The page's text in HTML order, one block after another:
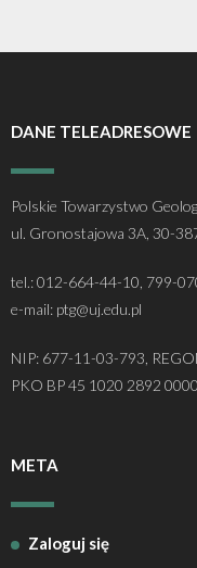
DANE TELEADRESOWE
Polskie Towarzystwo
ul. Gronostajowa 3A, 30-
tel.: 012-664-44-10, 799-
e-mail: ptg@uj.edu.pl
NIP: 677-11-03-793,
PKO BP 45 1020 2892
META
Zaloguj się